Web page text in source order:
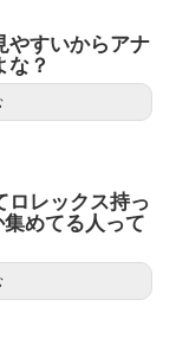
やすいからアナ
な？
ロレックス持っ
めてる人って